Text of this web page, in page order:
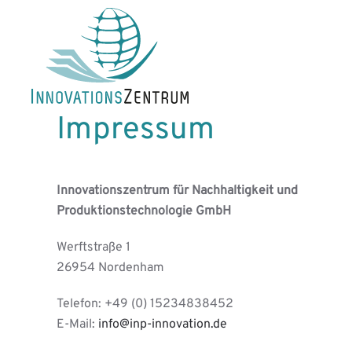
Skip to main content
Impressum
Innovationszentrum für Nachhaltigkeit und
Produktionstechnologie GmbH
Werftstraße 1
26954 Nordenham
Telefon: +49 (0) 15234838452
E-Mail: info@inp-innovation.de